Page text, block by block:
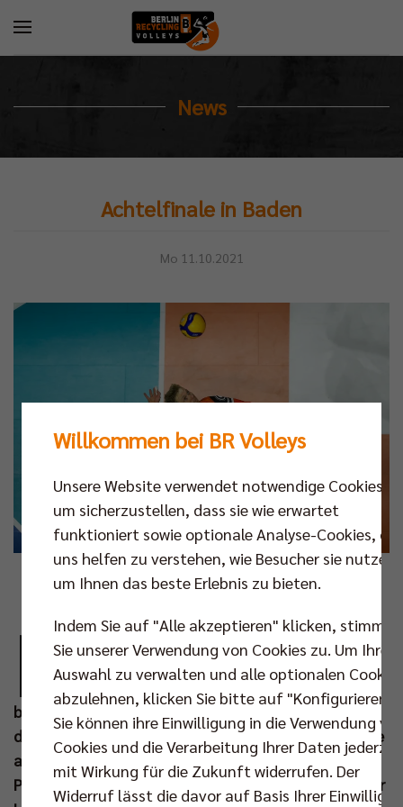
News
Achtelfinale in Baden
Mo 11.10.2021
Foto: Michael Hundt
D
er Weg mit dem einen großen Ziel, der SAP-
Arena in Mannheim, beginnt für die BR
Volleys am 07. Nov mit einem Auswärtsspiel
beim Zweitligisten TV Baden. Die Niedersachsen aus
der Nähe von Bremen sicherten sich am Wochenende
als Regionalpokalsieger Nordwest den begehrten
Platz im DVV-Pokal Achtelfinale. Der Aufschlag in der
Willkommen bei BR Volleys
Unsere Website verwendet notwendige Cookies,
um sicherzustellen, dass sie wie erwartet
funktioniert sowie optionale Analyse-Cookies, die
uns helfen zu verstehen, wie Besucher sie nutzen,
um Ihnen das beste Erlebnis zu bieten.
Indem Sie auf "Alle akzeptieren" klicken, stimmen
Sie unserer Verwendung von Cookies zu. Um Ihre
Auswahl zu verwalten und alle optionalen Cookies
abzulehnen, klicken Sie bitte auf "Konfigurieren".
Sie können ihre Einwilligung in die Verwendung
Cookies und die Verarbeitung Ihrer Daten
mit Wirkung für die Zukunft widerrufen. Der
Widerruf lässt die davor auf Basis Ihrer